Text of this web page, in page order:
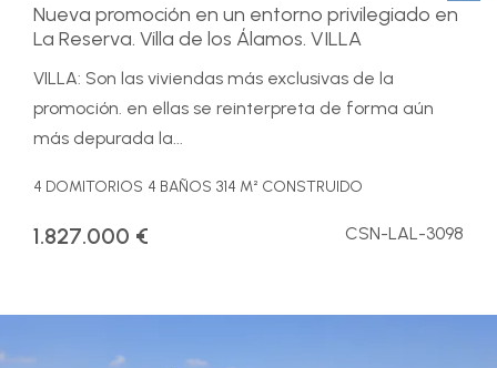
Nueva promoción en un entorno privilegiado en
La Reserva. Villa de los Álamos. VILLA
VILLA: Son las viviendas más exclusivas de la
promoción. en ellas se reinterpreta de forma aún
más depurada la...
4 DOMITORIOS 4 BAÑOS 314 M² CONSTRUIDO
1.827.000 € CSN-LAL-3098